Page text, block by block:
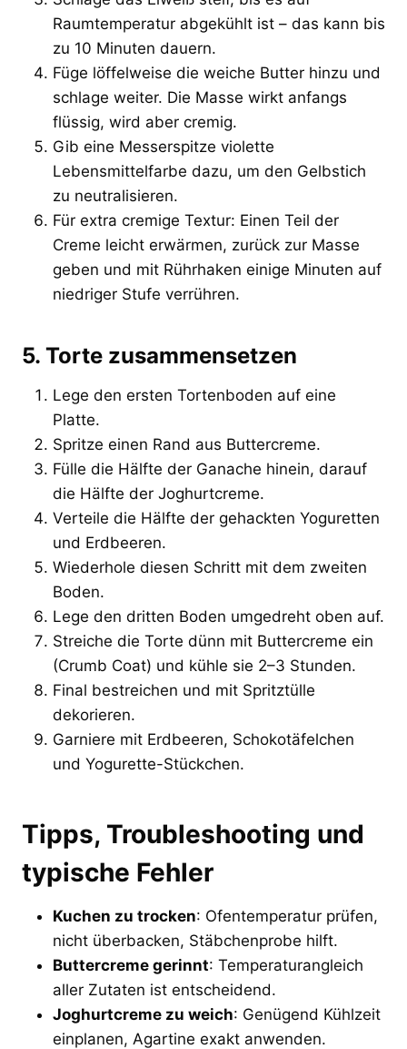
Raumtemperatur abgekühlt ist – das kann bis
zu 10 Minuten dauern.
Füge löffelweise die weiche Butter hinzu und
schlage weiter. Die Masse wirkt anfangs
flüssig, wird aber cremig.
Gib eine Messerspitze violette
Lebensmittelfarbe dazu, um den Gelbstich
zu neutralisieren.
Für extra cremige Textur: Einen Teil der
Creme leicht erwärmen, zurück zur Masse
geben und mit Rührhaken einige Minuten auf
niedriger Stufe verrühren.
5. Torte zusammensetzen
Lege den ersten Tortenboden auf eine
Platte.
Spritze einen Rand aus Buttercreme.
Fülle die Hälfte der Ganache hinein, darauf
die Hälfte der Joghurtcreme.
Verteile die Hälfte der gehackten Yoguretten
und Erdbeeren.
Wiederhole diesen Schritt mit dem zweiten
Boden.
Lege den dritten Boden umgedreht oben auf.
Streiche die Torte dünn mit Buttercreme ein
(Crumb Coat) und kühle sie 2–3 Stunden.
Final bestreichen und mit Spritztülle
dekorieren.
Garniere mit Erdbeeren, Schokotäfelchen
und Yogurette-Stückchen.
Tipps, Troubleshooting und
typische Fehler
Kuchen zu trocken: Ofentemperatur prüfen,
nicht überbacken, Stäbchenprobe hilft.
Buttercreme gerinnt: Temperaturangleich
aller Zutaten ist entscheidend.
Joghurtcreme zu weich: Genügend Kühlzeit
einplanen, Agartine exakt anwenden.